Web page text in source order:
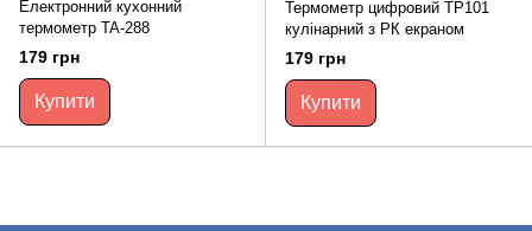
Електронний кухонний
термометр TA-288
179 грн
Купити
Термометр цифровий TP101
кулінарний з РК екраном
179 грн
Купити